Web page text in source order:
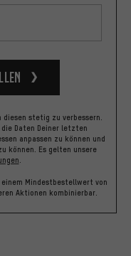
stetig zu verbessern.
Daten Deiner letzten
anpassen zu können und
können. Es gelten unsere
.
Mindestbestellwert von
Aktionen kombinierbar.